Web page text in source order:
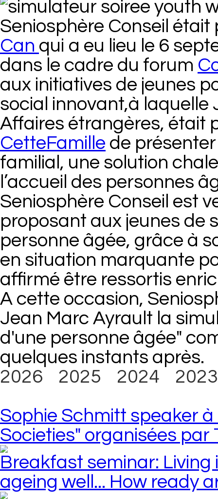
Seniosphère Conseil
Can qui a eu lieu le 6
dans le cadre du forum
aux initiatives de jeunes
social innovant,à laquelle
Affaires étrangères, était
CetteFamille de
familial, une solution
l’accueil des personnes
Seniosphère Conseil est
proposant aux jeunes de
personne âgée, grâce à
en situation marquante
affirmé être ressortis
A cette occasion,
Jean Marc Ayrault la
d'une personne âgée"
quelques instants après.
2026
2025 2024
2023
Sophie Schmitt speaker
Societies" organisées
Breakfast seminar: Living
ageing well... How ready